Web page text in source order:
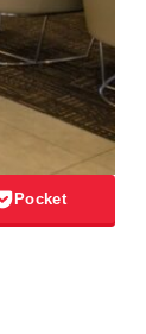
Pocket